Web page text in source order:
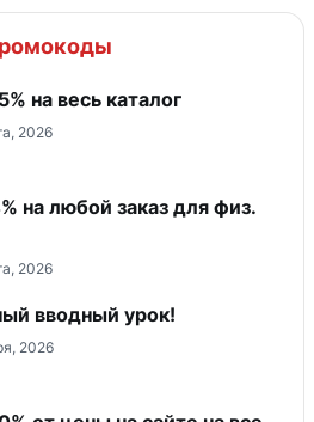
на весь каталог
2026
на любой заказ для физ.
2026
вводный урок!
2026